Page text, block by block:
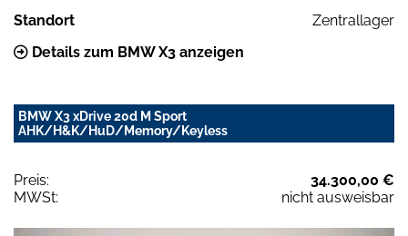
Standort
Zentrallager
Details zum BMW X3 anzeigen
BMW X3 xDrive 20d M Sport
AHK/H&K/HuD/Memory/Keyless
Preis:
34.300,00 €
MWSt:
nicht ausweisbar